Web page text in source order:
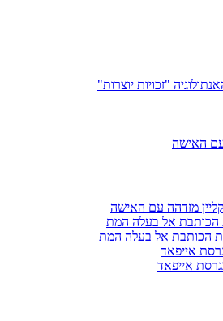
"זכויות יוצרות"
עם האישה
מזדהה עם האישה
הכותבת אל בעלה המת
הכותבת אל בעלה המת
אייפאד
אייפאד